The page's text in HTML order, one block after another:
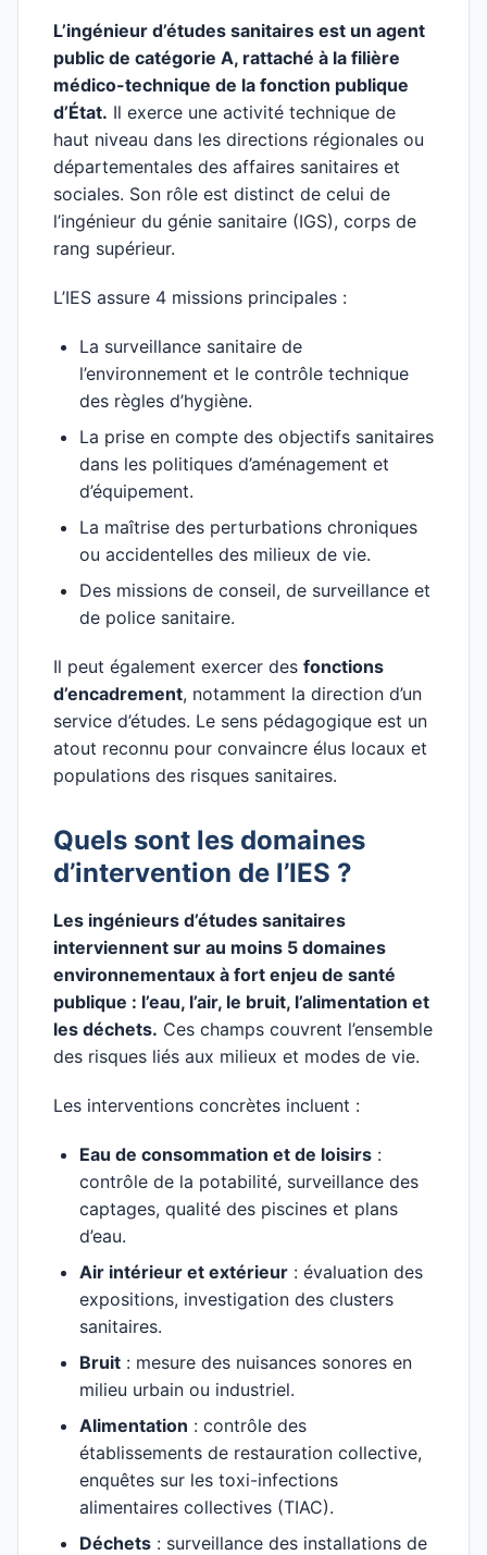
L’ingénieur d’études sanitaires est un agent
public de catégorie A, rattaché à la filière
médico-technique de la fonction publique
d’État. Il exerce une activité technique de
haut niveau dans les directions régionales ou
départementales des affaires sanitaires et
sociales. Son rôle est distinct de celui de
l’ingénieur du génie sanitaire (IGS), corps de
rang supérieur.
L’IES assure 4 missions principales :
La surveillance sanitaire de
l’environnement et le contrôle technique
des règles d’hygiène.
La prise en compte des objectifs sanitaires
dans les politiques d’aménagement et
d’équipement.
La maîtrise des perturbations chroniques
ou accidentelles des milieux de vie.
Des missions de conseil, de surveillance et
de police sanitaire.
Il peut également exercer des fonctions
d’encadrement, notamment la direction d’un
service d’études. Le sens pédagogique est un
atout reconnu pour convaincre élus locaux et
populations des risques sanitaires.
Quels sont les domaines
d’intervention de l’IES ?
Les ingénieurs d’études sanitaires
interviennent sur au moins 5 domaines
environnementaux à fort enjeu de santé
publique : l’eau, l’air, le bruit, l’alimentation et
les déchets. Ces champs couvrent l’ensemble
des risques liés aux milieux et modes de vie.
Les interventions concrètes incluent :
Eau de consommation et de loisirs :
contrôle de la potabilité, surveillance des
captages, qualité des piscines et plans
d’eau.
Air intérieur et extérieur : évaluation des
expositions, investigation des clusters
sanitaires.
Bruit : mesure des nuisances sonores en
milieu urbain ou industriel.
Alimentation : contrôle des
établissements de restauration collective,
enquêtes sur les toxi-infections
alimentaires collectives (TIAC).
Déchets : surveillance des installations de